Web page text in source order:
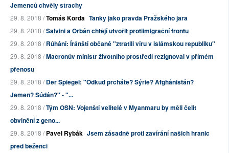
Jemenců chvěly strachy
29. 8. 2018 /Tomáš Korda Tanky jako pravda Pražského jara
29. 8. 2018 /Salvini a Orbán chtějí utvořit protiimigrační frontu
29. 8. 2018 /Rúhání: Íránští občané "ztratili víru v islámskou republiku"
29. 8. 2018 /Macronův ministr životního prostředí rezignoval v přímém
přenosu
29. 8. 2018 /Der Spiegel: "Odkud prcháte? Sýrie? Afghánistán?
Jemen? Súdán?" - "...
29. 8. 2018 /Tým OSN: Vojenští velitelé v Myanmaru by měli čelit
obvinění z geno...
29. 8. 2018 /Pavel Rybák Jsem zásadně proti zavírání našich hranic
před běženci